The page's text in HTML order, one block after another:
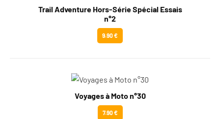
Trail Adventure Hors-Série Spécial Essais
n°2
9.90 €
Voyages à Moto n°30
7.90 €